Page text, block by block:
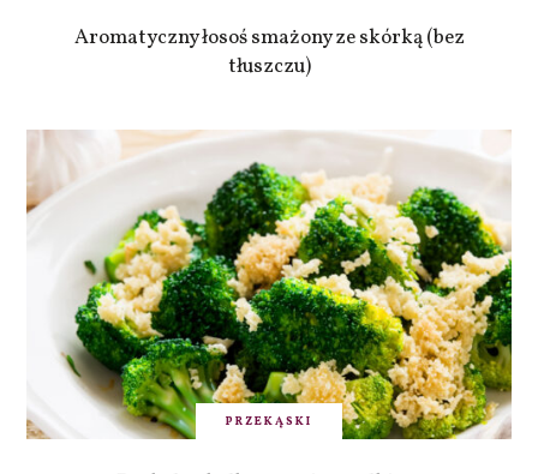
Aromatyczny łosoś smażony ze skórką (bez
tłuszczu)
PRZEKĄSKI